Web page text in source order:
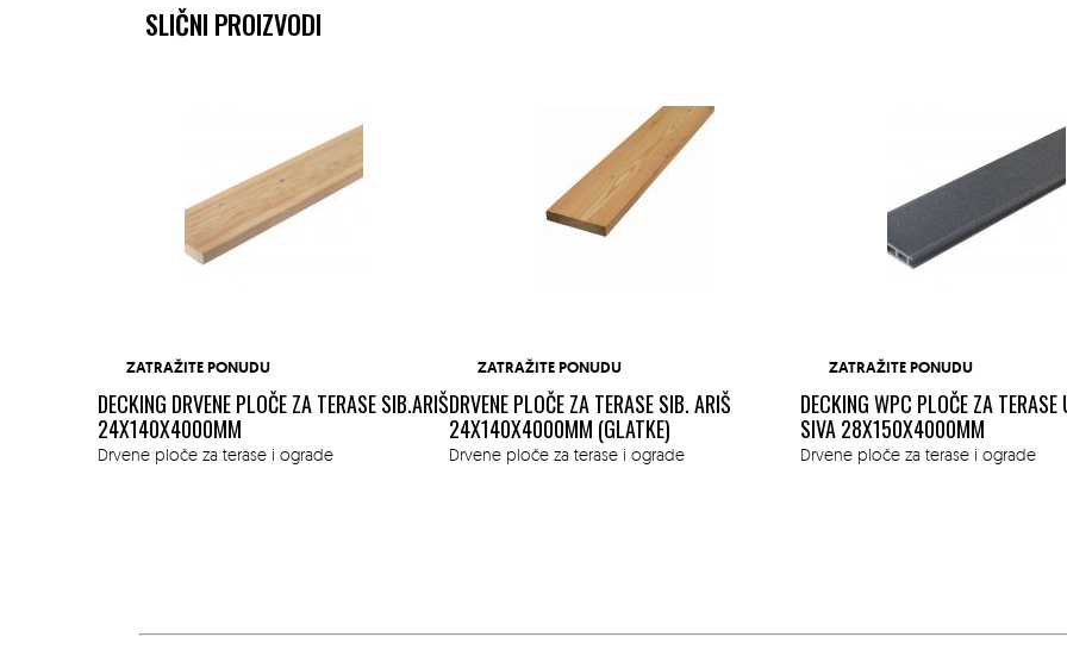
SLIČNI PROIZVODI
ZATRAŽITE PONUDU
DECKING DRVENE PLOČE ZA TERASE SIB.ARIŠ
24X140X4000MM
Drvene ploče za terase i ograde
ZATRAŽITE PONUDU
DRVENE PLOČE ZA TERASE SIB. ARIŠ
24X140X4000MM (GLATKE)
Drvene ploče za terase i ograde
ZATRAŽITE PONUDU
DECKING WPC PLOČE ZA TERASE
SIVA 28X150X4000MM
Drvene ploče za terase i ograde